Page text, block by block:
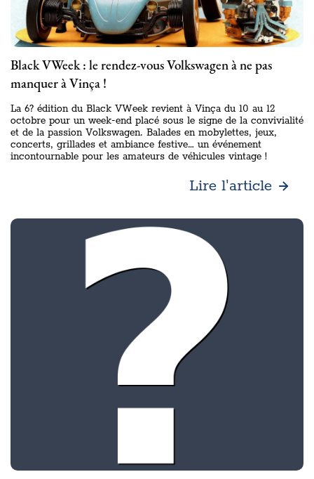
Black VWeek : le rendez-vous Volkswagen à ne pas
manquer à Vinça !
La 6? édition du Black VWeek revient à Vinça du 10 au 12
octobre pour un week-end placé sous le signe de la convivialité
et de la passion Volkswagen. Balades en mobylettes, jeux,
concerts, grillades et ambiance festive… un événement
incontournable pour les amateurs de véhicules vintage !
Lire l'article